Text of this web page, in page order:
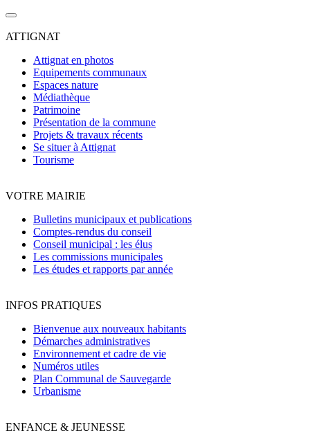
ATTIGNAT
Attignat en photos
Equipements communaux
Espaces nature
Médiathèque
Patrimoine
Présentation de la commune
Projets & travaux récents
Se situer à Attignat
Tourisme
VOTRE MAIRIE
Bulletins municipaux et publications
Comptes-rendus du conseil
Conseil municipal : les élus
Les commissions municipales
Les études et rapports par année
INFOS PRATIQUES
Bienvenue aux nouveaux habitants
Démarches administratives
Environnement et cadre de vie
Numéros utiles
Plan Communal de Sauvegarde
Urbanisme
ENFANCE & JEUNESSE